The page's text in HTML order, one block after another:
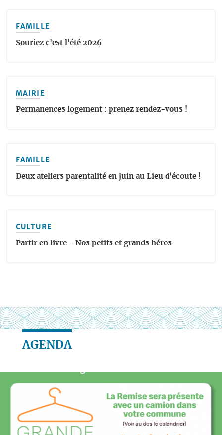
FAMILLE
Souriez c'est l'été 2026
MAIRIE
Permanences logement : prenez rendez-vous !
FAMILLE
Deux ateliers parentalité en juin au Lieu d'écoute !
CULTURE
Partir en livre - Nos petits et grands héros
AGENDA